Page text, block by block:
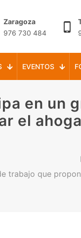
Zaragoza
976 730 484
EVENTOS
en un
el
trabajo que